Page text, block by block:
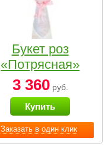
Заказать в один клик
Букет роз
«Потрясная»
3 360руб.
Купить